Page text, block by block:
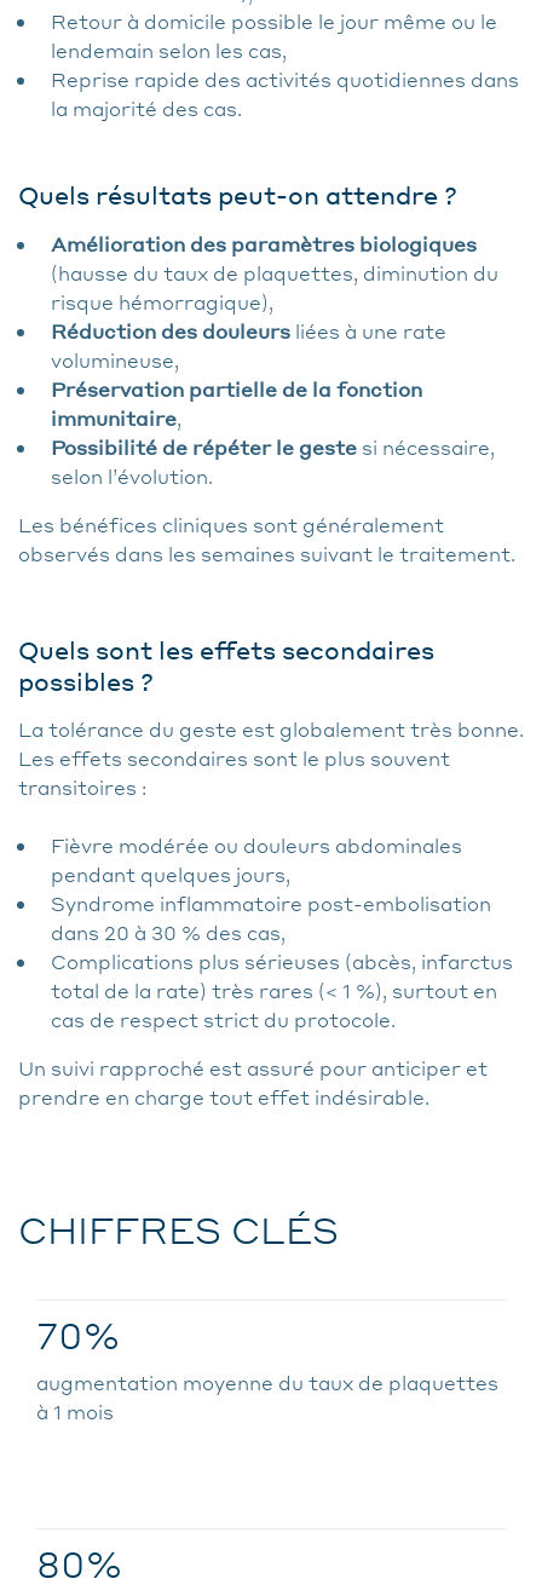
Retour à domicile possible le jour même ou le
lendemain selon les cas,
Reprise rapide des activités quotidiennes dans
la majorité des cas.
Quels résultats peut-on attendre ?
Amélioration des paramètres biologiques
(hausse du taux de plaquettes, diminution du
risque hémorragique),
Réduction des douleurs liées à une rate
volumineuse,
Préservation partielle de la fonction
immunitaire,
Possibilité de répéter le geste si nécessaire,
selon l’évolution.
Les bénéfices cliniques sont généralement
observés dans les semaines suivant le traitement.
Quels sont les effets secondaires
possibles ?
La tolérance du geste est globalement très bonne.
Les effets secondaires sont le plus souvent
transitoires :
Fièvre modérée ou douleurs abdominales
pendant quelques jours,
Syndrome inflammatoire post-embolisation
dans 20 à 30 % des cas,
Complications plus sérieuses (abcès, infarctus
total de la rate) très rares (< 1 %), surtout en
cas de respect strict du protocole.
Un suivi rapproché est assuré pour anticiper et
prendre en charge tout effet indésirable.
CHIFFRES CLÉS
70%
augmentation moyenne du taux de plaquettes
à 1 mois
80%